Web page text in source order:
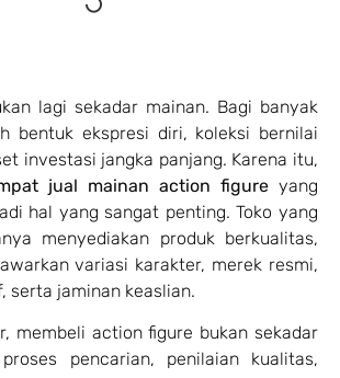
lagi sekadar mainan. Bagi banyak
bentuk ekspresi diri, koleksi bernilai
investasi jangka panjang. Karena itu,
jual mainan action figure yang
hal yang sangat penting. Toko yang
menyediakan produk berkualitas,
variasi karakter, merek resmi,
serta jaminan keaslian.
membeli action figure bukan sekadar
pencarian, penilaian kualitas,